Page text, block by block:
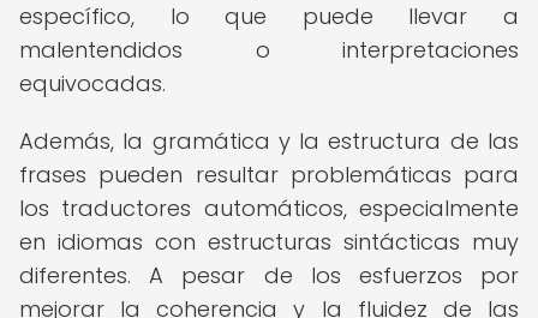
específico, lo que puede llevar a
malentendidos o interpretaciones
equivocadas.
Además, la gramática y la estructura de las
frases pueden resultar problemáticas para
los traductores automáticos, especialmente
en idiomas con estructuras sintácticas muy
diferentes. A pesar de los esfuerzos por
mejorar la coherencia y la fluidez de las